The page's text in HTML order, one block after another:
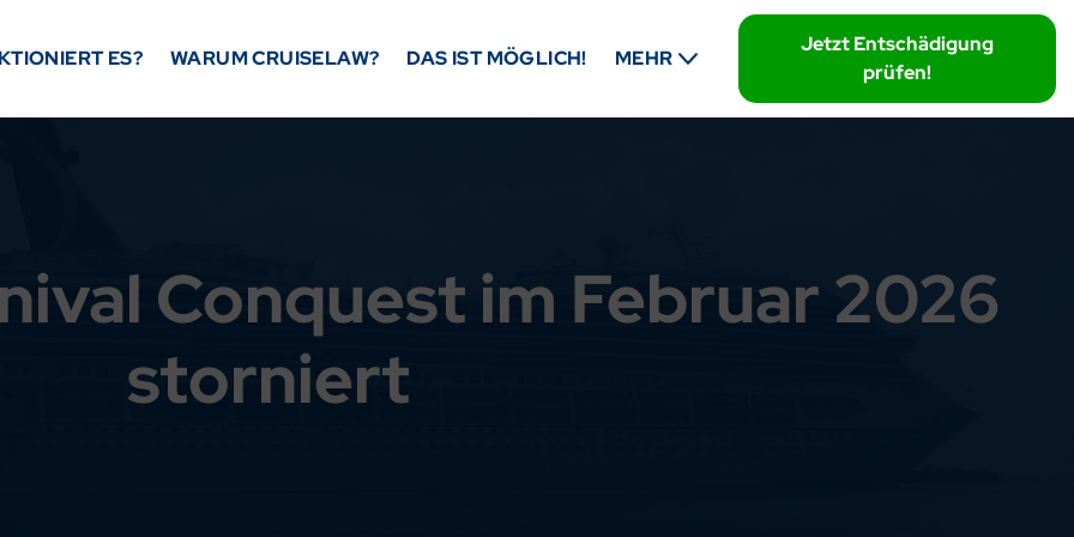
ES? WARUM CRUISELAW? DAS IST MÖGLICH! MEHR
Jetzt Entschädigung
prüfen!
Conquest im Februar 2026
storniert